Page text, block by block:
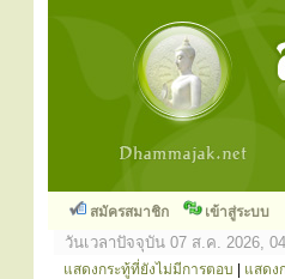
สมัครสมาชิก เข้าสู่ระบบ
วันเวลาปัจจุบัน 07 ส.ค. 2026,
แสดงกระทู้ที่ยังไม่มีการตอบ แสดง